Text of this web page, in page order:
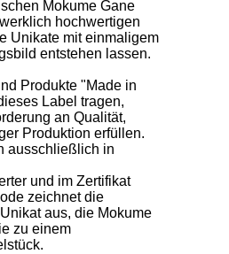
Mokume Gane
hochwertigen
Unikate mit einmaligem
entstehen lassen.
Produkte "Made in
Label tragen,
an Qualität,
Produktion erfüllen.
ausschließlich in
und im Zertifikat
zeichnet die
aus, die Mokume
zu einem